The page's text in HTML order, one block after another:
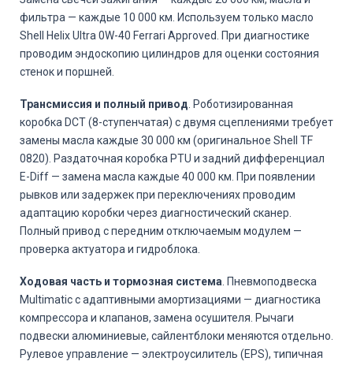
фильтра — каждые 10 000 км. Используем только масло
Shell Helix Ultra 0W-40 Ferrari Approved. При диагностике
проводим эндоскопию цилиндров для оценки состояния
стенок и поршней.
Трансмиссия и полный привод . Роботизированная
коробка DCT (8-ступенчатая) с двумя сцеплениями требует
замены масла каждые 30 000 км (оригинальное Shell TF
0820). Раздаточная коробка PTU и задний дифференциал
E-Diff — замена масла каждые 40 000 км. При появлении
рывков или задержек при переключениях проводим
адаптацию коробки через диагностический сканер.
Полный привод с передним отключаемым модулем —
проверка актуатора и гидроблока.
Ходовая часть и тормозная система . Пневмоподвеска
Multimatic с адаптивными амортизациями — диагностика
компрессора и клапанов, замена осушителя. Рычаги
подвески алюминиевые, сайлентблоки меняются отдельно.
Рулевое управление — электроусилитель (EPS), типичная